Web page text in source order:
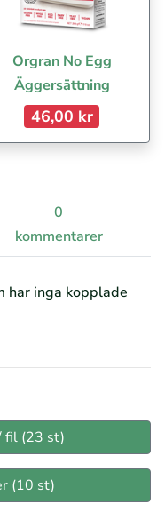
Orgran No Egg
Äggersättning
46,00 kr
0
kommentarer
har inga kopplade
fil (23 st)
(10 st)